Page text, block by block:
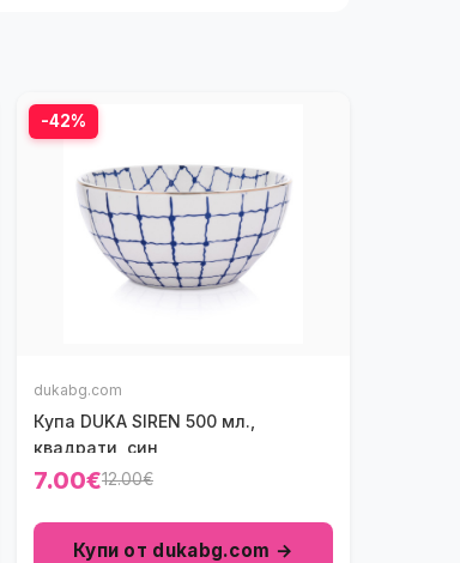
-42%
dukabg.com
Купа DUKA SIREN 500 мл.,
квадрати, син
7.00€12.00€
Купи от dukabg.com →